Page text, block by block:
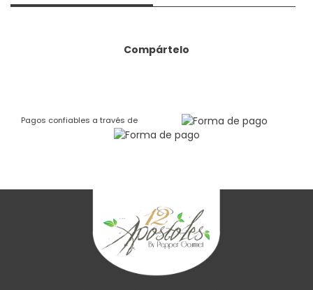
Compártelo
Pagos confiables a través de